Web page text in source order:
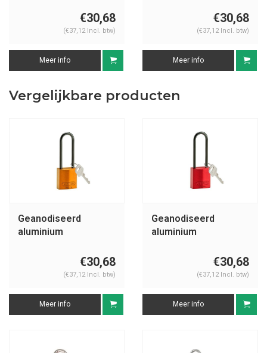
€30,68
(€37,12 Incl. btw)
Meer info
€30,68
(€37,12 Incl. btw)
Meer info
Vergelijkbare producten
Geanodiseerd
aluminium
€30,68
(€37,12 Incl. btw)
Meer info
Geanodiseerd
aluminium
€30,68
(€37,12 Incl. btw)
Meer info